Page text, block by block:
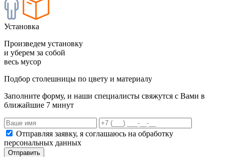
Установка
Произведем установку
и уберем за собой
весь мусор
Подбор столешницы по цвету и материалу
Заполните форму, и наши специалисты свяжутся с Вами в
ближайшие 7 минут
Отправляя заявку, я соглашаюсь на обработку
персональных данных
Отправить